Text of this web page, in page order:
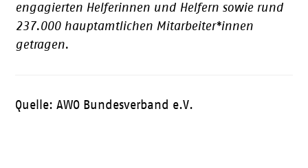
engagierten Helferinnen und Helfern sowie rund
237.000 hauptamtlichen Mitarbeiter*innen
getragen.
Quelle: AWO Bundesverband e.V.